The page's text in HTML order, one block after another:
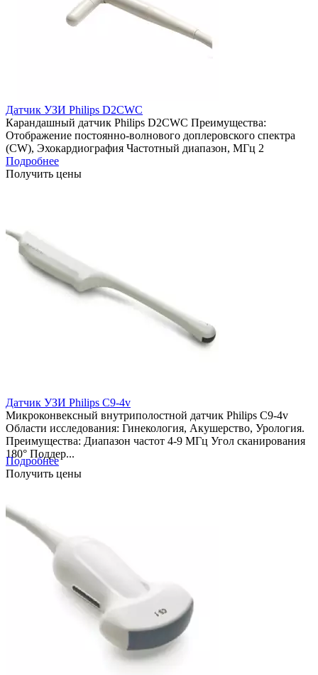
Датчик УЗИ Philips D2CWC
Карандашный датчик Philips D2CWC Преимущества:
Отображение постоянно-волнового доплеровского спектра
(CW), Эхокардиография Частотный диапазон, МГц 2
Подробнее
Получить цены
Датчик УЗИ Philips C9-4v
Микроконвексный внутриполостной датчик Philips C9-4v
Области исследования: Гинекология, Акушерство, Урология.
Преимущества: Диапазон частот 4-9 МГц Угол сканирования
180° Поддер...
Подробнее
Получить цены